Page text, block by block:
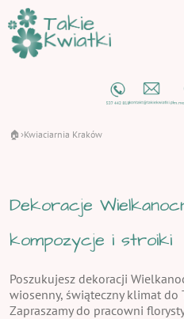
🏠 ›Kwiaciarnia Kraków
Dekoracje
kompozycje i stroiki
Poszukujesz dekoracji
wiosenny, świąteczny klimat
Zapraszamy do pracowni